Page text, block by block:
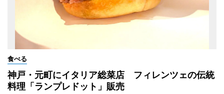
食べる
神戸・元町にイタリア総菜店 フィレンツェの伝統
料理「ランプレドット」販売